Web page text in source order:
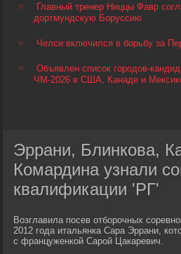
Главный тренер Ниццы Фавр
дортмундскую Боруссию
Челси включился в борьбу за
Объявлен список городов-
ЧМ-2026 в США, Канаде и
Эррани, Блинкова,
Комардина узнали
квалификации 'РГ'
Возглавила посев отборочных
2012 года итальянка Сара Эррани,
с француженкой Сарой Цакаревич.